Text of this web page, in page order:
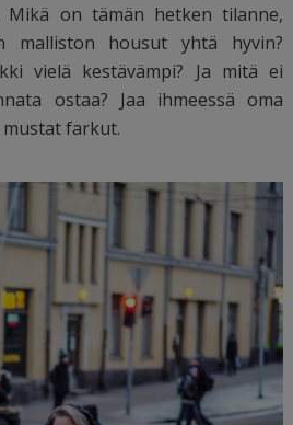
Mikä on tämän hetken tilanne,
malliston housut yhtä hyvin?
vielä kestävämpi? Ja mitä ei
ostaa? Jaa ihmeessä oma
farkut.